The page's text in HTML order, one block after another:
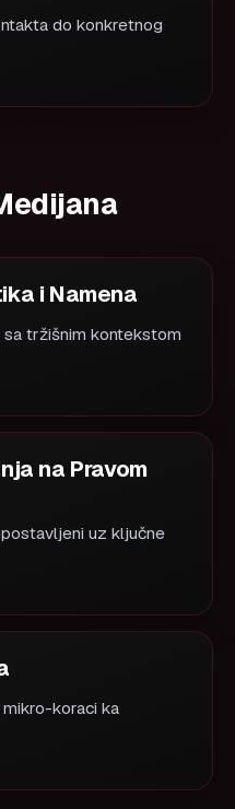
do konkretnog
i Namena
tržišnim kontekstom
na Pravom
uz ključne
koraci ka